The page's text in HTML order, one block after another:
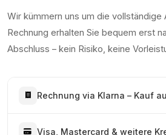
Wir kümmern uns um die vollständige
Rechnung erhalten Sie bequem erst
Abschluss – kein Risiko, keine
Rechnung via Klarna – Kauf
Visa, Mastercard & weitere